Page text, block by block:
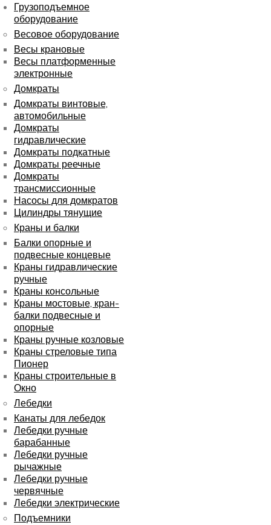
Грузоподъемное
оборудование
Весовое оборудование
Весы крановые
Весы платформенные
электронные
Домкраты
Домкраты винтовые,
автомобильные
Домкраты
гидравлические
Домкраты подкатные
Домкраты реечные
Домкраты
трансмиссионные
Насосы для домкратов
Цилиндры тянущие
Краны и балки
Балки опорные и
подвесные концевые
Краны гидравлические
ручные
Краны консольные
Краны мостовые, кран-
балки подвесные и
опорные
Краны ручные козловые
Краны стреловые типа
Пионер
Краны строительные в
Окно
Лебедки
Канаты для лебедок
Лебедки ручные
барабанные
Лебедки ручные
рычажные
Лебедки ручные
червячные
Лебедки электрические
Подъемники